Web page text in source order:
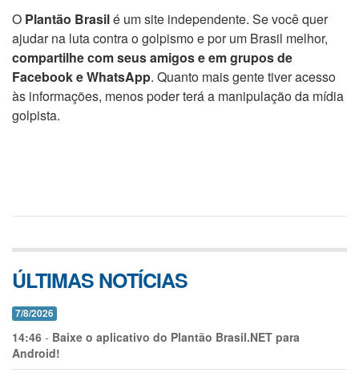
O Plantão Brasilé um site independente. Se você quer
ajudar na luta contra o golpismo e por um Brasil melhor,
compartilhe com seus amigos e em grupos de
Facebook e WhatsApp. Quanto mais gente tiver acesso
às informações, menos poder terá a manipulação da mídia
golpista.
ÚLTIMAS NOTÍCIAS
7/8/2026
14:46 - Baixe o aplicativo do Plantão Brasil.NET para
Android!